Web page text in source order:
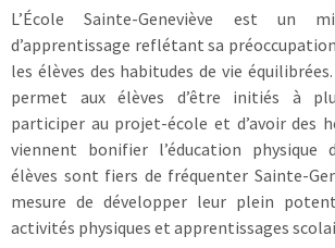
L’École Sainte-Geneviève est un
d’apprentissage reflétant sa
les élèves des habitudes de vie
permet aux élèves d’être initiés à
participer au projet-école et d’avoir des
viennent bonifier l’éducation physique
élèves sont fiers de fréquenter Sainte-
mesure de développer leur plein
activités physiques et apprentissages